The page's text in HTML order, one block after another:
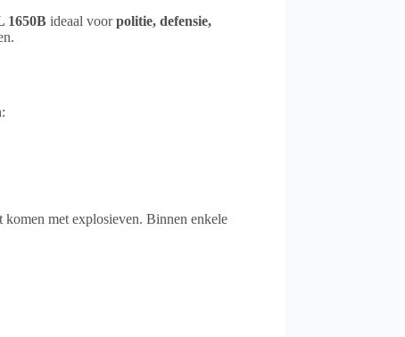
1650B ideaal voorpolitie, defensie,
komen met explosieven. Binnen enkele